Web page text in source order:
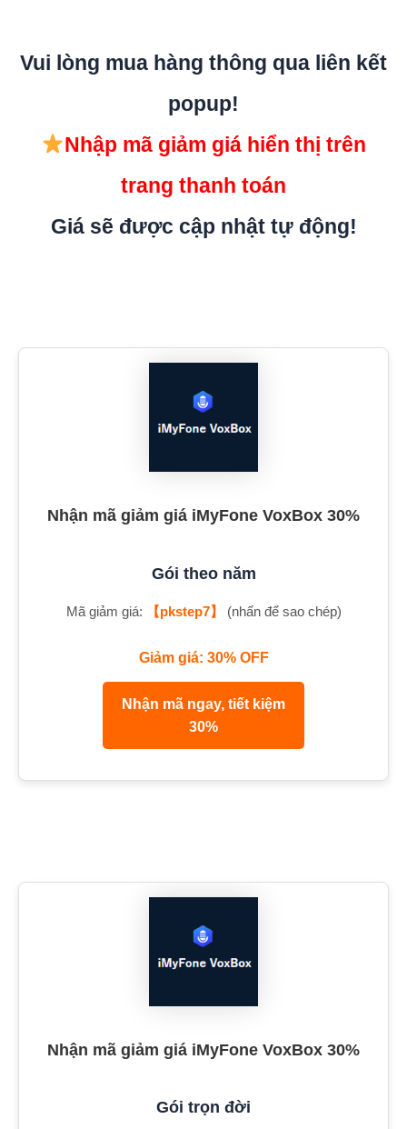
Vui lòng mua hàng thông qua liên kết
popup!
Nhập mã giảm giá hiển thị trên
trang thanh toán
Giá sẽ được cập nhật tự động!
Nhận mã giảm giá iMyFone VoxBox 30%
Gói theo năm
Mã giảm giá: 【pkstep7】 (nhấn để sao chép)
Giảm giá: 30% OFF
Nhận mã ngay, tiết kiệm
30%
Nhận mã giảm giá iMyFone VoxBox 30%
Gói trọn đời